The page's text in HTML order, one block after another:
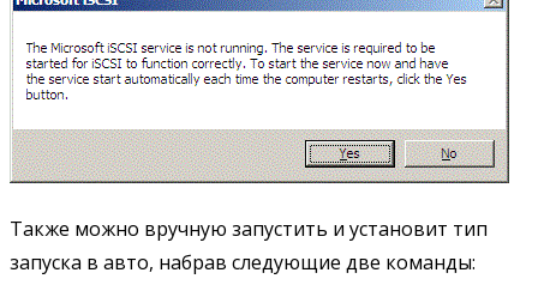
Также можно вручную запустить и установит тип
запуска в авто, набрав следующие две команды: